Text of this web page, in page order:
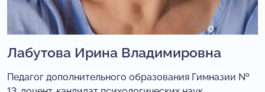
Лабутова Ирина Владимировна
Педагог дополнительного образования Гимназии №